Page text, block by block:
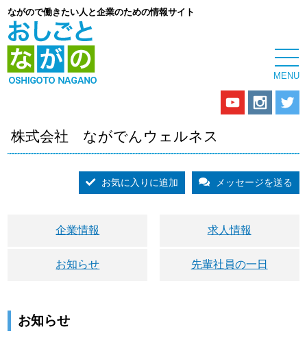
ながので働きたい人と企業のための情報サイト
株式会社 ながでんウェルネス
お気に入りに追加 メッセージを送る
企業情報 求人情報
お知らせ 先輩社員の一日
お知らせ